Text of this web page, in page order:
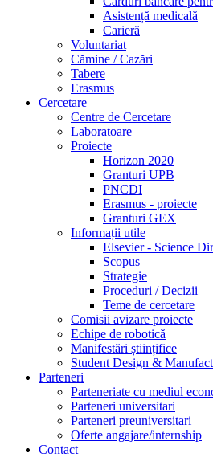
Asistență medicală
Carieră
Voluntariat
Cămine / Cazări
Tabere
Erasmus
Cercetare
Centre de Cercetare
Laboratoare
Proiecte
Horizon 2020
Granturi UPB
PNCDI
Erasmus - proiecte
Granturi GEX
Informații utile
Elsevier - Science
Scopus
Strategie
Proceduri / Decizii
Teme de cercetare
Comisii avizare proiecte
Echipe de robotică
Manifestări științifice
Student Design &
Parteneri
Parteneriate cu mediul
Parteneri universitari
Parteneri preuniversitari
Oferte angajare/internship
Contact